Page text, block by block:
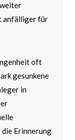
anfälliger für
oft
gesunkene
in
Erinnerung